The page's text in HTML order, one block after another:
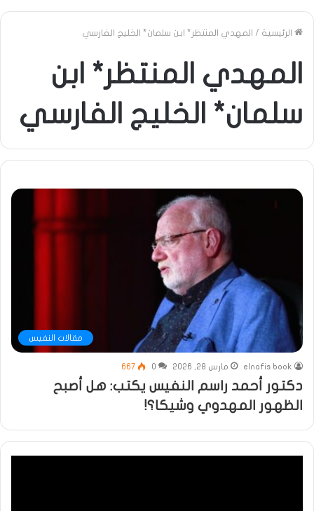
الرئيسية / المهدي المنتظر* ابن سلمان* الخليج الفارسي
المهدي المنتظر* ابن
سلمان* الخليج الفارسي
مقالات النفيس
elnafis book مارس 28, 2026 0
667
دكتور أحمد راسم النفيس يكتب: هل أصبح
الظهور المهدوي وشيكا؟!